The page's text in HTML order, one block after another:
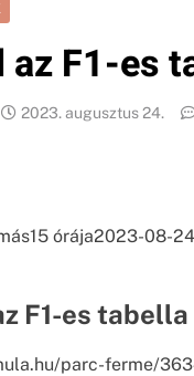
az F1-es
2023. augusztus 24.
15 órája2023-08-
F1-es
parc-ferme/